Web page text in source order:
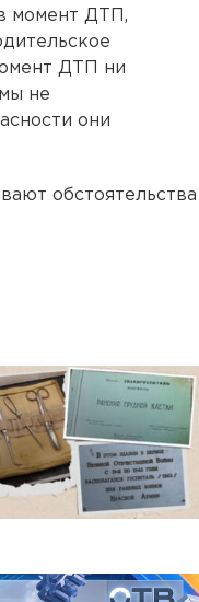
момент ДТП,
ДТП ни
не
они
обстоятельства